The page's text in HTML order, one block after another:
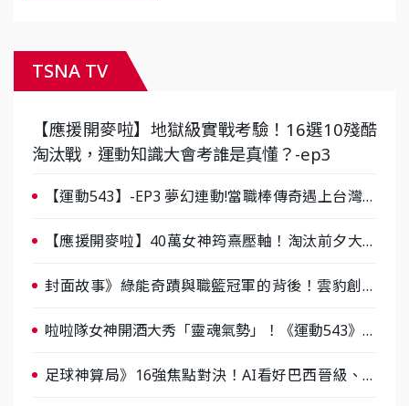
TSNA TV
【應援開麥啦】地獄級實戰考驗！16選10殘酷
淘汰戰，運動知識大會考誰是真懂？-ep3
【運動543】-EP3 夢幻連動!當職棒傳奇遇上台灣女
【應援開麥啦】40萬女神筠熹壓軸！淘汰前夕大混
封面故事》綠能奇蹟與職籃冠軍的背後！雲豹創辦
啦啦隊女神開酒大秀「靈魂氣勢」！《運動543》微
足球神算局》16強焦點對決！AI看好巴西晉級、數